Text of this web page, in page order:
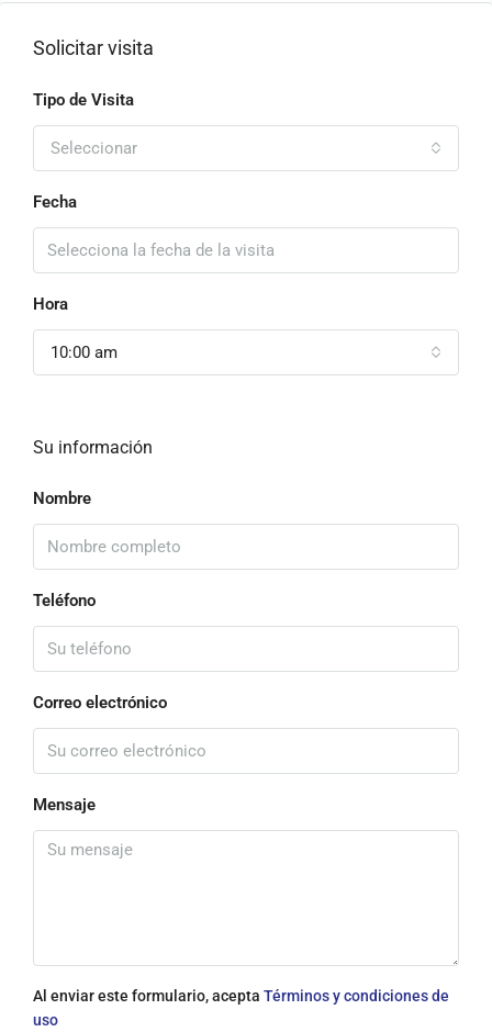
Solicitar visita
Tipo de Visita
Seleccionar
Fecha
Hora
10:00 am
Su información
Nombre
Teléfono
Correo electrónico
Mensaje
Al enviar este formulario, acepta Términos y condiciones de
uso